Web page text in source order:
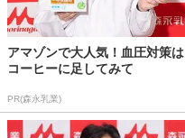
アマゾンで大人気！血圧対策は
コーヒーに足してみて
PR(森永乳業)